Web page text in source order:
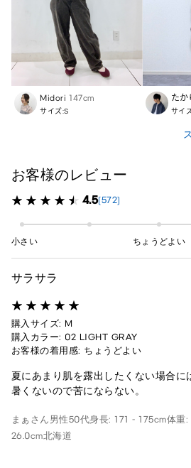
Midori 147cm
サイズ:S
たか
サイ
お客様のレビュー
4.5(572)
小さい ちょうどよい
サラサラ
購入サイズ: M
購入カラー: 02 LIGHT GRAY
お客様の着用感: ちょうどよい
夏にあまり肌を露出したくない場合に
暑くないので苦にならない。
まぁさん 男性50代身長: 171 - 175cm体重
26.0cm北海道